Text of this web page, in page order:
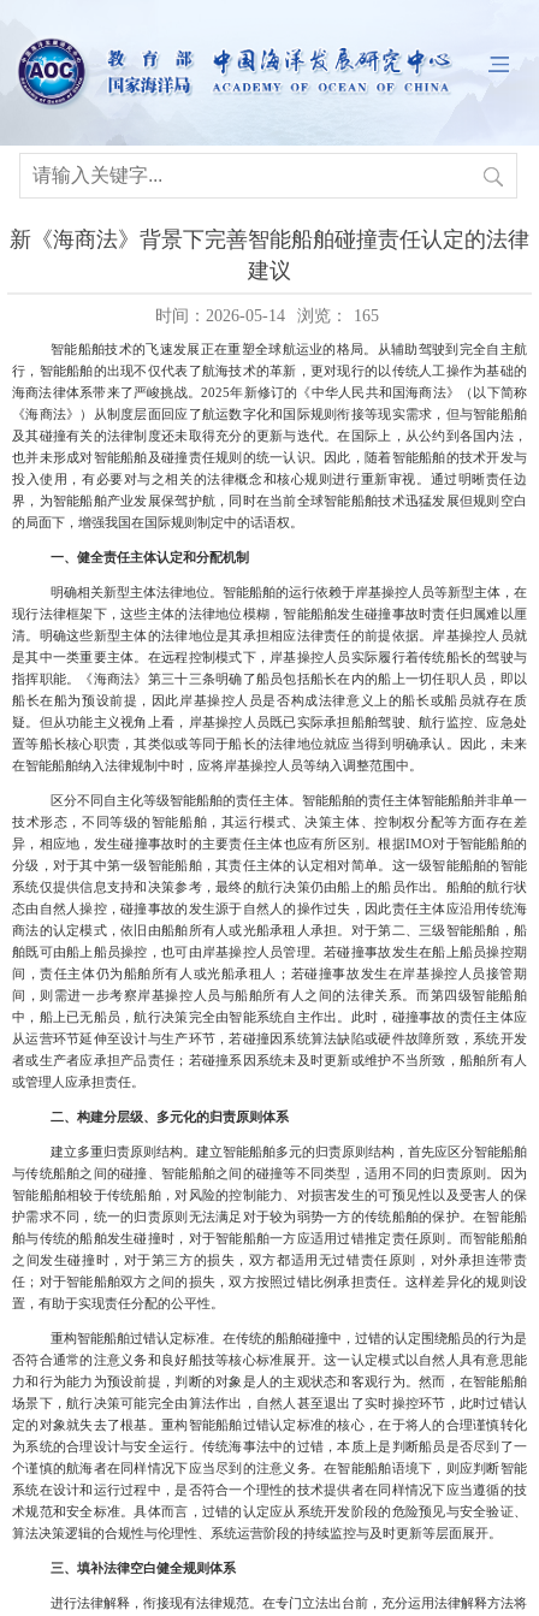
新《海商法》背景下完善智能船舶碰撞责任认定的法律
建议
时间：2026-05-14 浏览： 165
智能船舶技术的飞速发展正在重塑全球航运业的格局。从辅助驾驶到完全自主航
行，智能船舶的出现不仅代表了航海技术的革新，更对现行的以传统人工操作为基础的
海商法律体系带来了严峻挑战。2025年新修订的《中华人民共和国海商法》（以下简称
《海商法》）从制度层面回应了航运数字化和国际规则衔接等现实需求，但与智能船舶
及其碰撞有关的法律制度还未取得充分的更新与迭代。在国际上，从公约到各国内法，
也并未形成对智能船舶及碰撞责任规则的统一认识。因此，随着智能船舶的技术开发与
投入使用，有必要对与之相关的法律概念和核心规则进行重新审视。通过明晰责任边
界，为智能船舶产业发展保驾护航，同时在当前全球智能船舶技术迅猛发展但规则空白
的局面下，增强我国在国际规则制定中的话语权。
一、健全责任主体认定和分配机制
明确相关新型主体法律地位。智能船舶的运行依赖于岸基操控人员等新型主体，在
现行法律框架下，这些主体的法律地位模糊，智能船舶发生碰撞事故时责任归属难以厘
清。明确这些新型主体的法律地位是其承担相应法律责任的前提依据。岸基操控人员就
是其中一类重要主体。在远程控制模式下，岸基操控人员实际履行着传统船长的驾驶与
指挥职能。《海商法》第三十三条明确了船员包括船长在内的船上一切任职人员，即以
船长在船为预设前提，因此岸基操控人员是否构成法律意义上的船长或船员就存在质
疑。但从功能主义视角上看，岸基操控人员既已实际承担船舶驾驶、航行监控、应急处
置等船长核心职责，其类似或等同于船长的法律地位就应当得到明确承认。因此，未来
在智能船舶纳入法律规制中时，应将岸基操控人员等纳入调整范围中。
区分不同自主化等级智能船舶的责任主体。智能船舶的责任主体智能船舶并非单一
技术形态，不同等级的智能船舶，其运行模式、决策主体、控制权分配等方面存在差
异，相应地，发生碰撞事故时的主要责任主体也应有所区别。根据IMO对于智能船舶的
分级，对于其中第一级智能船舶，其责任主体的认定相对简单。这一级智能船舶的智能
系统仅提供信息支持和决策参考，最终的航行决策仍由船上的船员作出。船舶的航行状
态由自然人操控，碰撞事故的发生源于自然人的操作过失，因此责任主体应沿用传统海
商法的认定模式，依旧由船舶所有人或光船承租人承担。 对于第二、三级智能船舶，船
舶既可由船上船员操控，也可由岸基操控人员管理。若碰撞事故发生在船上船员操控期
间，责任主体仍为船舶所有人或光船承租人；若碰撞事故发生在岸基操控人员接管期
间，则需进一步考察岸基操控人员与船舶所有人之间的法律关系。而第四级智能船舶
中，船上已无船员，航行决策完全由智能系统自主作出。此时，碰撞事故的责任主体应
从运营环节延伸至设计与生产环节，若碰撞因系统算法缺陷或硬件故障所致，系统开发
者或生产者应承担产品责任；若碰撞系因系统未及时更新或维护不当所致，船舶所有人
或管理人应承担责任。
二、构建分层级、多元化的归责原则体系
建立多重归责原则结构。建立智能船舶多元的归责原则结构，首先应区分智能船舶
与传统船舶之间的碰撞、智能船舶之间的碰撞等不同类型，适用不同的归责原则。因为
智能船舶相较于传统船舶，对风险的控制能力、对损害发生的可预见性以及受害人的保
护需求不同，统一的归责原则无法满足对于较为弱势一方的传统船舶的保护。在智能船
舶与传统的船舶发生碰撞时，对于智能船舶一方应适用过错推定责任原则。而智能船舶
之间发生碰撞时，对于第三方的损失，双方都适用无过错责任原则，对外承担连带责
任；对于智能船舶双方之间的损失，双方按照过错比例承担责任。这样差异化的规则设
置，有助于实现责任分配的公平性。
重构智能船舶过错认定标准。在传统的船舶碰撞中，过错的认定围绕船员的行为是
否符合通常的注意义务和良好船技等核心标准展开。这一认定模式以自然人具有意思能
力和行为能力为预设前提，判断的对象是人的主观状态和客观行为。然而，在智能船舶
场景下，航行决策可能完全由算法作出，自然人甚至退出了实时操控环节，此时过错认
定的对象就失去了根基。重构智能船舶过错认定标准的核心，在于将人的合理谨慎转化
为系统的合理设计与安全运行。传统海事法中的过错，本质上是判断船员是否尽到了一
个谨慎的航海者在同样情况下应当尽到的注意义务。在智能船舶语境下，则应判断智能
系统在设计和运行过程中，是否符合一个理性的技术提供者在同样情况下应当遵循的技
术规范和安全标准。具体而言，过错的认定应从系统开发阶段的危险预见与安全验证、
算法决策逻辑的合规性与伦理性、系统运营阶段的持续监控与及时更新等层面展开。
三、填补法律空白健全规则体系
进行法律解释，衔接现有法律规范。在专门立法出台前，充分运用法律解释方法将